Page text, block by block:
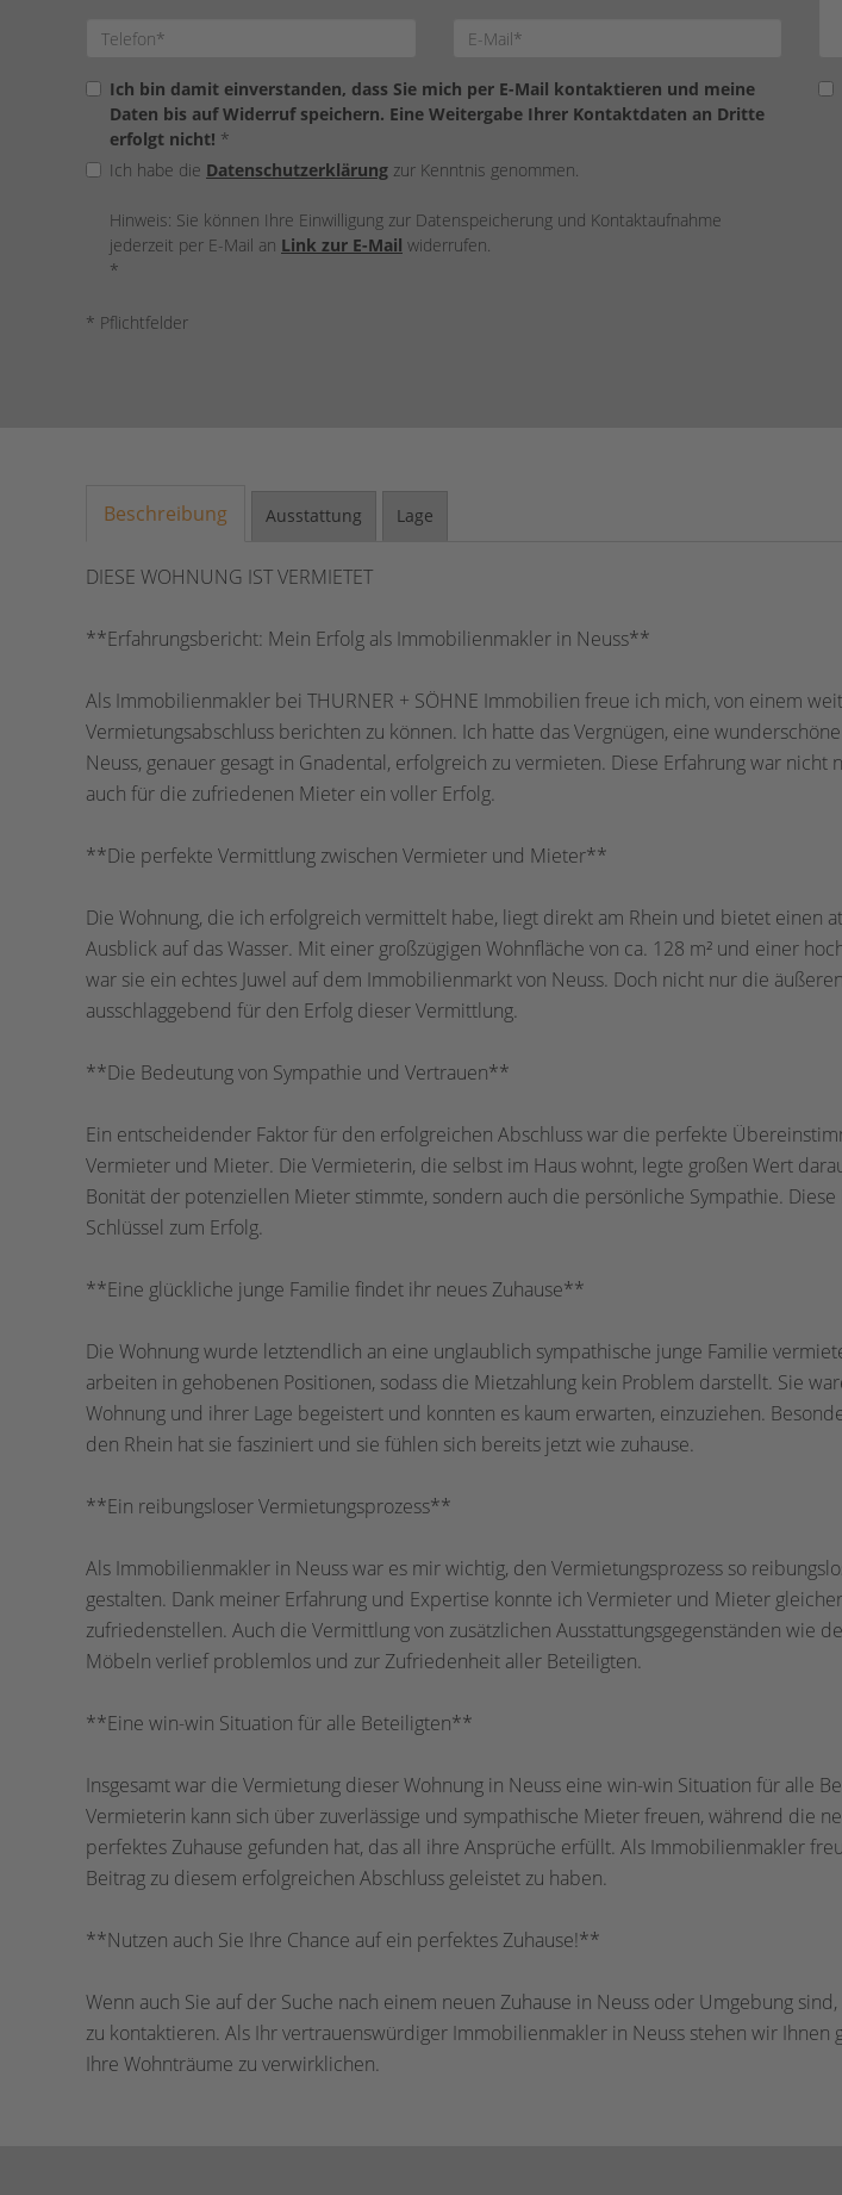
Ich bin damit einverstanden, dass Sie mich per E-Mail kontaktieren und meine
Daten bis auf Widerruf speichern. Eine Weitergabe Ihrer Kontaktdaten an Dritte
erfolgt nicht! *
Ich habe die Datenschutzerklärung zur Kenntnis genommen.
Hinweis: Sie können Ihre Einwilligung zur Datenspeicherung und Kontaktaufnahme
jederzeit per E-Mail an Link zur E-Mail widerrufen.
*
* Pflichtfelder
Beschreibung Ausstattung Lage
DIESE WOHNUNG IST VERMIETET
**Erfahrungsbericht: Mein Erfolg als Immobilienmakler in Neuss**
Als Immobilienmakler bei THURNER + SÖHNE Immobilien freue ich mich, von einem
Vermietungsabschluss berichten zu können. Ich hatte das Vergnügen, eine
Neuss, genauer gesagt in Gnadental, erfolgreich zu vermieten. Diese Erfahrung war nicht
auch für die zufriedenen Mieter ein voller Erfolg.
**Die perfekte Vermittlung zwischen Vermieter und Mieter**
Die Wohnung, die ich erfolgreich vermittelt habe, liegt direkt am Rhein und bietet einen
Ausblick auf das Wasser. Mit einer großzügigen Wohnfläche von ca. 128 m² und einer
war sie ein echtes Juwel auf dem Immobilienmarkt von Neuss. Doch nicht nur die
ausschlaggebend für den Erfolg dieser Vermittlung.
**Die Bedeutung von Sympathie und Vertrauen**
Ein entscheidender Faktor für den erfolgreichen Abschluss war die perfekte
Vermieter und Mieter. Die Vermieterin, die selbst im Haus wohnt, legte großen Wert
Bonität der potenziellen Mieter stimmte, sondern auch die persönliche Sympathie.
Schlüssel zum Erfolg.
**Eine glückliche junge Familie findet ihr neues Zuhause**
Die Wohnung wurde letztendlich an eine unglaublich sympathische junge Familie
arbeiten in gehobenen Positionen, sodass die Mietzahlung kein Problem darstellt. Sie
Wohnung und ihrer Lage begeistert und konnten es kaum erwarten, einzuziehen.
den Rhein hat sie fasziniert und sie fühlen sich bereits jetzt wie zuhause.
**Ein reibungsloser Vermietungsprozess**
Als Immobilienmakler in Neuss war es mir wichtig, den Vermietungsprozess so
gestalten. Dank meiner Erfahrung und Expertise konnte ich Vermieter und Mieter
zufriedenstellen. Auch die Vermittlung von zusätzlichen Ausstattungsgegenständen wie
Möbeln verlief problemlos und zur Zufriedenheit aller Beteiligten.
**Eine win-win Situation für alle Beteiligten**
Insgesamt war die Vermietung dieser Wohnung in Neuss eine win-win Situation für alle
Vermieterin kann sich über zuverlässige und sympathische Mieter freuen, während die
perfektes Zuhause gefunden hat, das all ihre Ansprüche erfüllt. Als Immobilienmakler
Beitrag zu diesem erfolgreichen Abschluss geleistet zu haben.
**Nutzen auch Sie Ihre Chance auf ein perfektes Zuhause!**
Wenn auch Sie auf der Suche nach einem neuen Zuhause in Neuss oder Umgebung
zu kontaktieren. Als Ihr vertrauenswürdiger Immobilienmakler in Neuss stehen wir Ihnen
Ihre Wohnträume zu verwirklichen.